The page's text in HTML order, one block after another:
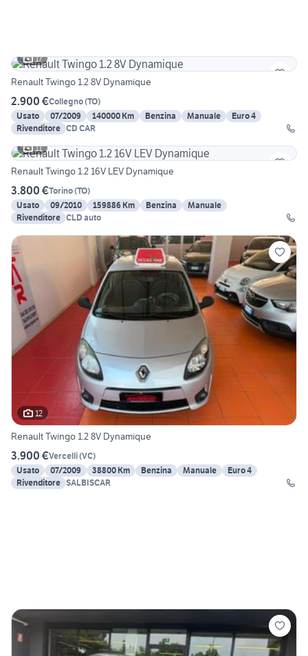
17
Renault Twingo 1.2 8V Dynamique
2.900 €Collegno(TO)
Usato
07/2009 140000 Km Benzina Manuale
Euro 4
Rivenditore CD CAR
11
Renault Twingo 1.2 16V LEV Dynamique
3.800 €Torino(TO)
Usato
09/2010 159886 Km Benzina
Manuale
Rivenditore CLD auto
12
Renault Twingo 1.2 8V Dynamique
3.900 €Vercelli(VC)
Usato
07/2009 38800 Km Benzina Manuale
Euro 4
Rivenditore SALBISCAR